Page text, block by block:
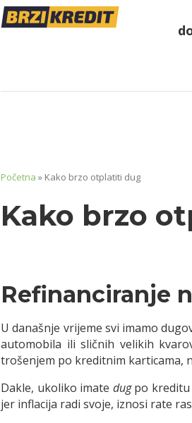
Početna » Kako brzo otplatiti dug
Kako brzo
Refinanciranje
U današnje vrijeme svi imamo
automobila ili sličnih velikih
trošenjem po kreditnim karticama,
Dakle, ukoliko imate dugpo kreditu
jer inflacija radi svoje, iznosi rate